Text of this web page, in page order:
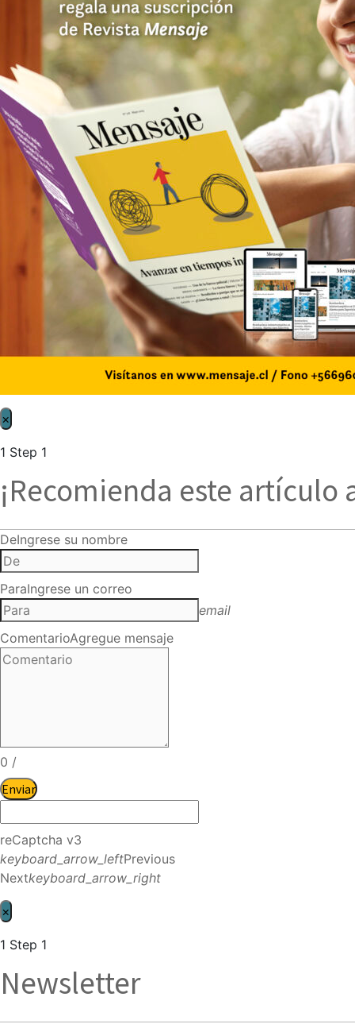
×
1 Step 1
¡Recomienda este artículo
DeIngrese su nombre
ParaIngrese un correo
email
ComentarioAgregue mensaje
0 /
Enviar
reCaptcha v3
keyboard_arrow_leftPrevious
Nextkeyboard_arrow_right
×
1 Step 1
Newsletter